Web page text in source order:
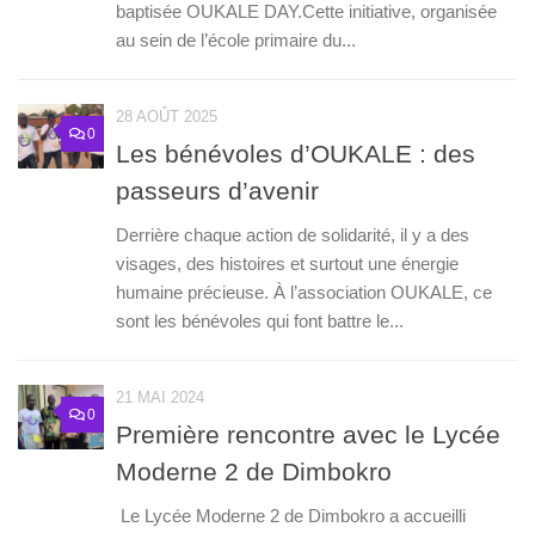
baptisée OUKALE DAY.Cette initiative, organisée
au sein de l’école primaire du...
0
28 AOÛT 2025
Les bénévoles d’OUKALE : des
passeurs d’avenir
Derrière chaque action de solidarité, il y a des
visages, des histoires et surtout une énergie
humaine précieuse. À l’association OUKALE, ce
sont les bénévoles qui font battre le...
0
21 MAI 2024
Première rencontre avec le Lycée
Moderne 2 de Dimbokro
Le Lycée Moderne 2 de Dimbokro a accueilli